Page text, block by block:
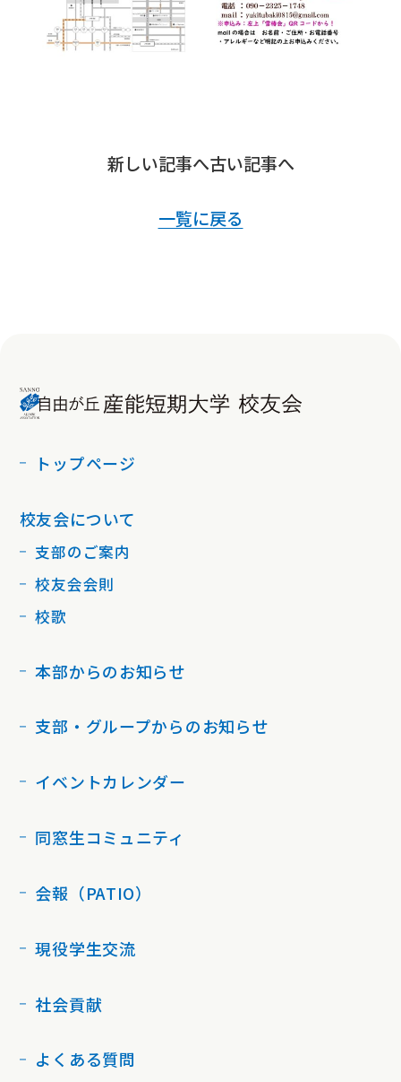
新しい記事へ古い記事へ
一覧に戻る
トップページ
校友会について
支部のご案内
校友会会則
校歌
本部からのお知らせ
支部・グループからのお知らせ
イベントカレンダー
同窓生コミュニティ
会報（PATIO）
現役学生交流
社会貢献
よくある質問